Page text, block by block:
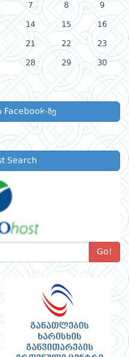
7 8 9
14 15 16
21 22 23
28 29 30
Facebook-ზე
Search
Go!